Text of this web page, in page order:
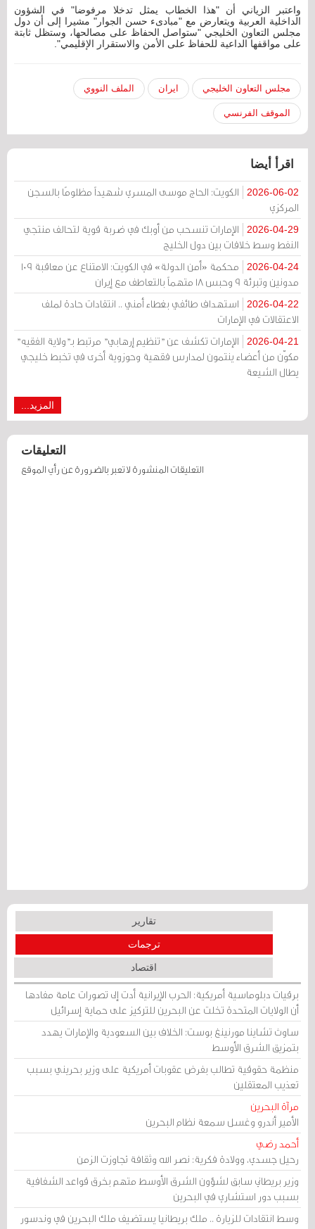
واعتبر الزياني أن "هذا الخطاب يمثل تدخلا مرفوضا" في الشؤون
الداخلية العربية ويتعارض مع "مبادىء حسن الجوار" مشيرا إلى أن دول
مجلس التعاون الخليجي "ستواصل الحفاظ على مصالحها، وستظل ثابتة
على مواقفها الداعية للحفاظ على الأمن والاستقرار الإقليمي".
مجلس التعاون الخليجي ايران الملف النووي
الموقف الفرنسي
اقرأ أيضا
2026-06-02
الكويت: الحاج موسى المسري شهيداً مظلومًا بالسجن
المركزي
2026-04-29
الإمارات تنسحب من أوبك في ضربة قوية لتحالف منتجي
النفط وسط خلافات بين دول الخليج
2026-04-24
محكمة «أمن الدولة» في الكويت: الامتناع عن معاقبة 109
مدونين وتبرئة 9 وحبس 18 متهماً بالتعاطف مع إيران
2026-04-22
استهداف طائفي بغطاء أمني .. انتقادات حادة لملف
الاعتقالات في الإمارات
2026-04-21
الإمارات تكشف عن "تنظيم إرهابي" مرتبط بـ"ولاية الفقيه"
مكوّن من أعضاء ينتمون لمدارس فقهية وحوزوية أخرى في تخبط خليجي
يطال الشيعة
المزيد...
التعليقات
التعليقات المنشورة لا تعبر بالضرورة عن رأي الموقع
تقارير
ترجمات
اقتصاد
برقيات دبلوماسية أمريكية: الحرب الإيرانية أدت إلى تصورات عامة مفادها
أن الولايات المتحدة تخلت عن البحرين للتركيز على حماية إسرائيل
ساوث تشاينا مورنينغ بوست: الخلاف بين السعودية والإمارات يهدد
بتمزيق الشرق الأوسط
منظمة حقوقية تطالب بفرض عقوبات أمريكية على وزير بحريني بسبب
تعذيب المعتقلين
مرآة البحرين
الأمير أندرو وغسل سمعة نظام البحرين
أحمد رضي
رحيل جسدي، وولادة فكرية: نصر الله وثقافة تجاوزت الزمن
وزير بريطاني سابق لشؤون الشرق الأوسط متهم بخرق قواعد الشفافية
بسبب دور استشاري في البحرين
وسط انتقادات للزيارة .. ملك بريطانيا يستضيف ملك البحرين في وندسور